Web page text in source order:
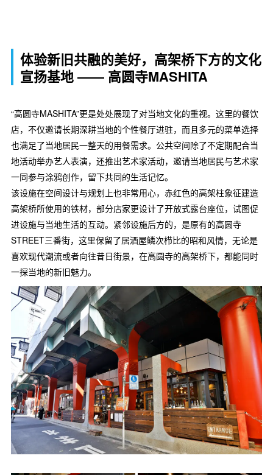
体验新旧共融的美好，高架桥下方的文化
宣扬基地 ―― 高圆寺MASHITA
“高圆寺MASHITA”更是处处展现了对当地文化的重视。这里的餐饮
店，不仅邀请长期深耕当地的个性餐厅进驻，而且多元的菜单选择
也满足了当地居民一整天的用餐需求。公共空间除了不定期配合当
地活动举办艺人表演，还推出艺术家活动，邀请当地居民与艺术家
一同参与涂鸦创作，留下共同的生活记忆。
该设施在空间设计与规划上也非常用心，赤红色的高架柱象征建造
高架桥所使用的铁材，部分店家更设计了开放式露台座位，试图促
进设施与当地生活的互动。紧邻设施后方的，是原有的高圆寺
STREET三番街，这里保留了居酒屋鳞次栉比的昭和风情，无论是
喜欢现代潮流或者向往昔日街景，在高圆寺的高架桥下，都能同时
一探当地的新旧魅力。